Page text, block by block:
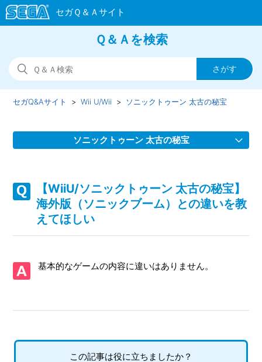
Ｑ＆Ａを検索
セガQ&Aサイト Wii U/Wii ソニックトゥーン 太古の秘宝
ソニックトゥーン 太古の秘宝
れているのか
【WiiU/ソニックトゥーン 太古の秘宝】最大何人まで同時プ
レイ可能なのか
ルや他媒体などとの連動要素（データ連動など）はあるのか
【WiiU/ソニックトゥーン 太古の秘宝】
海外版（ソニックブーム）との違いを教
えてほしい
基本的なゲームの内容に違いはありません。
この記事は役に立ちましたか？